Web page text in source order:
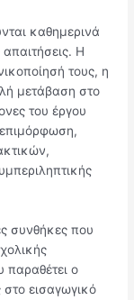
καθημερινά
Η
τους, η
μετάβαση στο
του έργου
συνθήκες που
παραθέτει ο
εισαγωγικό